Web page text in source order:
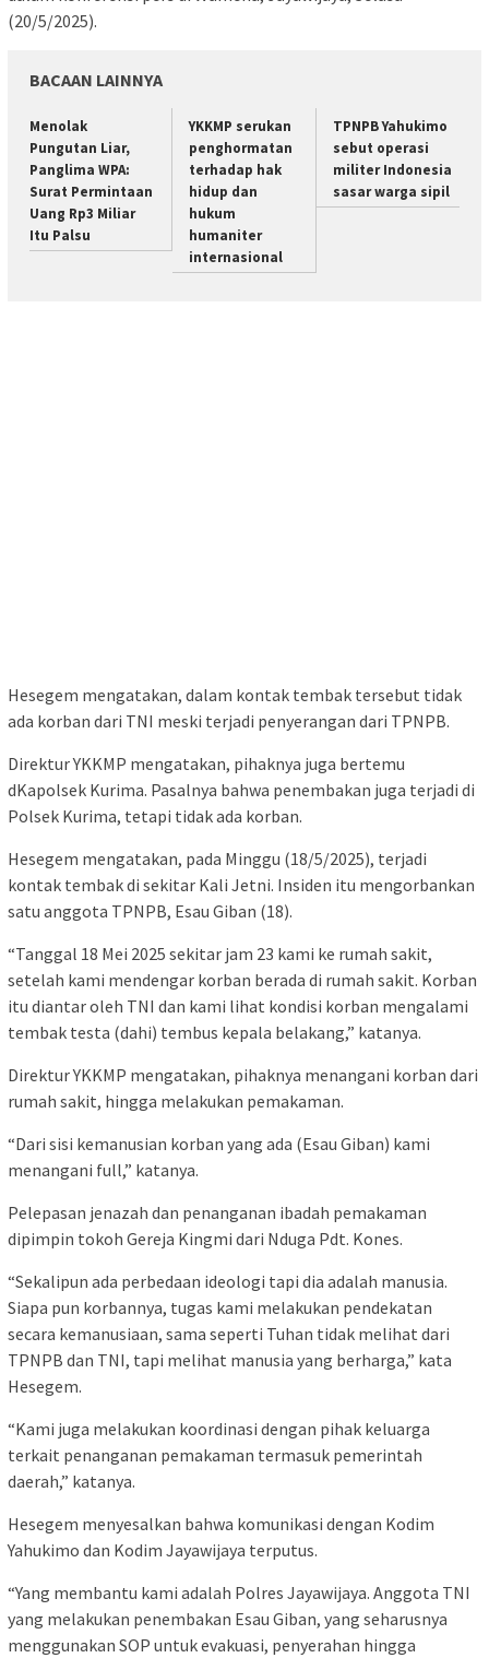
(20/5/2025).
BACAAN LAINNYA
Menolak
Pungutan Liar,
Panglima WPA:
Surat Permintaan
Uang Rp3 Miliar
Itu Palsu
YKKMP serukan
penghormatan
terhadap hak
hidup dan
hukum
humaniter
internasional
TPNPB Yahukimo
sebut operasi
militer Indonesia
sasar warga sipil
Hesegem mengatakan, dalam kontak tembak tersebut tidak
ada korban dari TNI meski terjadi penyerangan dari TPNPB.
Direktur YKKMP mengatakan, pihaknya juga bertemu
dKapolsek Kurima. Pasalnya bahwa penembakan juga terjadi di
Polsek Kurima, tetapi tidak ada korban.
Hesegem mengatakan, pada Minggu (18/5/2025), terjadi
kontak tembak di sekitar Kali Jetni. Insiden itu mengorbankan
satu anggota TPNPB, Esau Giban (18).
“Tanggal 18 Mei 2025 sekitar jam 23 kami ke rumah sakit,
setelah kami mendengar korban berada di rumah sakit. Korban
itu diantar oleh TNI dan kami lihat kondisi korban mengalami
tembak testa (dahi) tembus kepala belakang,” katanya.
Direktur YKKMP mengatakan, pihaknya menangani korban dari
rumah sakit, hingga melakukan pemakaman.
“Dari sisi kemanusian korban yang ada (Esau Giban) kami
menangani full,” katanya.
Pelepasan jenazah dan penanganan ibadah pemakaman
dipimpin tokoh Gereja Kingmi dari Nduga Pdt. Kones.
“Sekalipun ada perbedaan ideologi tapi dia adalah manusia.
Siapa pun korbannya, tugas kami melakukan pendekatan
secara kemanusiaan, sama seperti Tuhan tidak melihat dari
TPNPB dan TNI, tapi melihat manusia yang berharga,” kata
Hesegem.
“Kami juga melakukan koordinasi dengan pihak keluarga
terkait penanganan pemakaman termasuk pemerintah
daerah,” katanya.
Hesegem menyesalkan bahwa komunikasi dengan Kodim
Yahukimo dan Kodim Jayawijaya terputus.
“Yang membantu kami adalah Polres Jayawijaya. Anggota TNI
yang melakukan penembakan Esau Giban, yang seharusnya
menggunakan SOP untuk evakuasi, penyerahan hingga